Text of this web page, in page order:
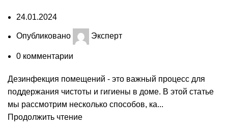
24.01.2024
Опубликовано Эксперт
0 комментарии
Дезинфекция помещений - это важный процесс для
поддержания чистоты и гигиены в доме. В этой статье
мы рассмотрим несколько способов, ка...
Продолжить чтение